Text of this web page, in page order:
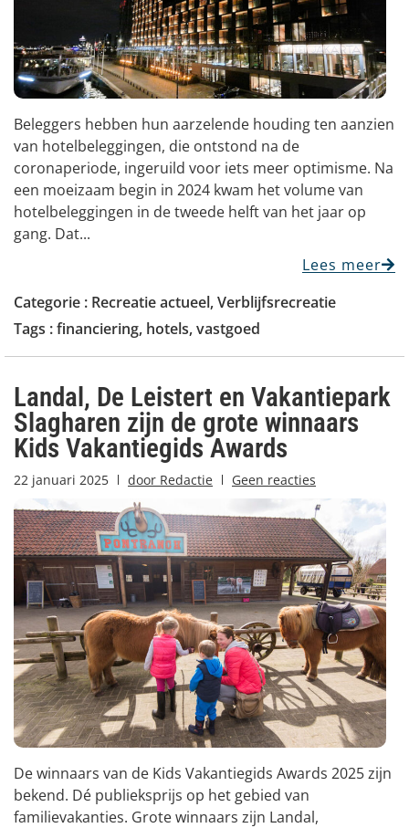
Beleggers hebben hun aarzelende houding ten aanzien
van hotelbeleggingen, die ontstond na de
coronaperiode, ingeruild voor iets meer optimisme. Na
een moeizaam begin in 2024 kwam het volume van
hotelbeleggingen in de tweede helft van het jaar op
gang. Dat...
Lees meer
Categorie : Recreatie actueel,Verblijfsrecreatie
Tags :financiering, hotels,vastgoed
Landal, De Leistert en Vakantiepark
Slagharen zijn de grote winnaars
Kids Vakantiegids Awards
22 januari 2025 door Redactie Geen reacties
De winnaars van de Kids Vakantiegids Awards 2025 zijn
bekend. Dé publieksprijs op het gebied van
familievakanties. Grote winnaars zijn Landal,